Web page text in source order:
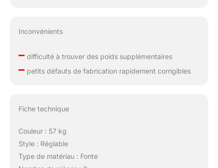
Inconvénients
–difficulté à trouver des poids supplémentaires
–petits défauts de fabrication rapidement corrigibles
Fiche technique
Couleur : 57 kg
Style : Réglable
Type de matériau : Fonte